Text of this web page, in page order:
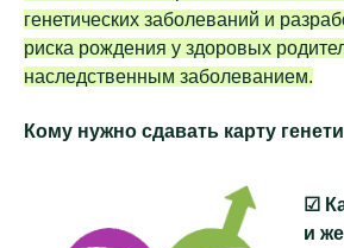
генетических заболеваний и
риска рождения у здоровых
наследственным заболеванием.
Кому нужно сдавать карту
☑
и